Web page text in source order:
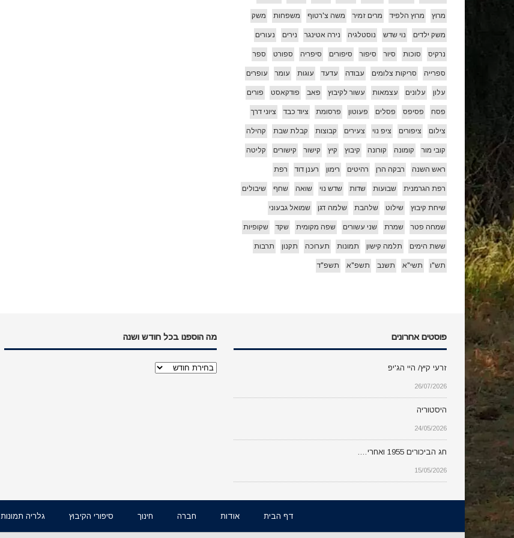
מרוץ מרוץ הלפיד מרים זמיר משה צ'רטוף משפחות משק
משק ילדים נוי שדש נוסטלגיה נירה אטינגר נירים נעורים
נרקיס סוכות סיור סיפור סיפורים סיפריה ספורט ספר
ספרייה סריקות צלומים עבודה עדעד עוגות עומר עופרים
עלון עלונים עצמאות עשור לקיבוץ פאב פודקאסט פורים
פסח פסיפס פסלים פעוטון פרסומת ציוד כבד ציוני דרך
צילום ציפורים ציפ נוי צעירים קבוצות קבלת שבת קהילה
קובי מור קומונה קורונה קיבוץ קיץ קישור קישורים קליטה
ראש השנה רבקה הרן רהיטים רימון רענן דוד רפת
רפת הגרמנית שבועות שדות שדש נוי שואה שחף שיבולים
שיחת קיבוץ שילוט שלהבת שלמה דגן שמואל גבעוני
שמחה פטר שמרת שני עשורים שפה מקומית שקד שקופיות
ששת הימים תלמה קישון תמונות תערוכה תקנון תרבות
תש"ו תשי"א תשנב תשפ"א תשפ"ד
פוסטים אחרונים
זרעי קיץ/ היי הג'יפ
26/07/2026
היסטוריה
24/05/2026
חג הביכורים 1955 ואחרי….
15/05/2026
מה הוספנו בכל חודש ושנה
מה
דף הבית אודות חברה חינוך סיפורי הקיבוץ גלריה תמונות